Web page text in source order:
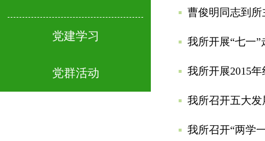
党建学习
党群活动
曹俊明同志到所
我所开展“七一
我所开展2015
我所召开五大发
我所召开“两学